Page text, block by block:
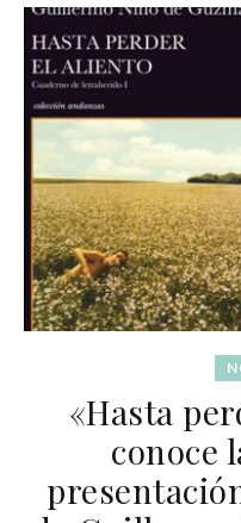
«Hasta
conoce